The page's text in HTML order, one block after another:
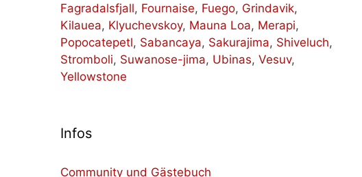
Fagradalsfjall, Fournaise, Fuego, Grindavik,
Kilauea, Klyuchevskoy, Mauna Loa, Merapi,
Popocatepetl, Sabancaya, Sakurajima, Shiveluch,
Stromboli, Suwanose-jima, Ubinas, Vesuv,
Yellowstone
Infos
Community und Gästebuch